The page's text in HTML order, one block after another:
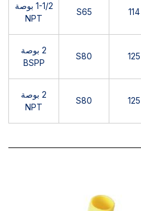
114
S65
1-1/2 بوصة
NPT
125
S80
2 بوصة
BSPP
125
S80
2 بوصة
NPT